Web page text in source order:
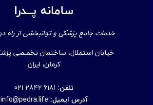
سامانه پــدرا
خدمات جامع پزشکی و توانبخشی از راه
خیابان استقلال، ساختمان تخصصی
کرمان، ایران
تلفن: 021 2842 6181
آدرس ایمیل: info@pedra.life